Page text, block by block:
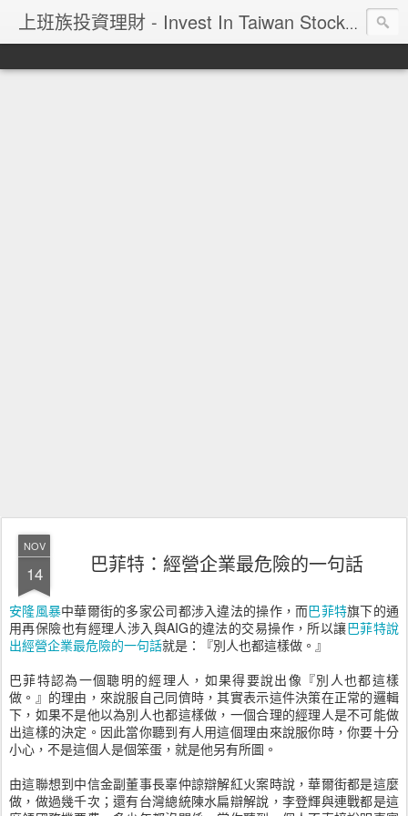
上班族投資理財 - Invest In Taiwan Stock Market
NOV
14 巴菲特：經營企業最危險的一句話
安隆風暴中華爾街的多家公司都涉入違法的操作，而巴菲特旗下的通
用再保險也有經理人涉入與AIG的違法的交易操作，所以讓巴菲特說
出經營企業最危險的一句話就是：『別人也都這樣做。』
巴菲特認為一個聰明的經理人，如果得要說出像『別人也都這樣
做。』的理由，來說服自己同儕時，其實表示這件決策在正常的邏輯
下，如果不是他以為別人也都這樣做，一個合理的經理人是不可能做
出這樣的決定。因此當你聽到有人用這個理由來說服你時，你要十分
小心，不是這個人是個笨蛋，就是他另有所圖。
由這聯想到中信金副董事長辜仲諒辯解紅火案時說，華爾街都是這麼
做，做過幾千次；還有台灣總統陳水扁辯解說，李登輝與連戰都是這